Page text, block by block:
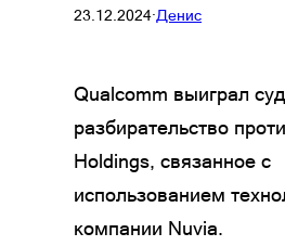
23.12.2024·Денис
Qualcomm выиграл
разбирательство
Holdings, связанное с
использованием
компании Nuvia.